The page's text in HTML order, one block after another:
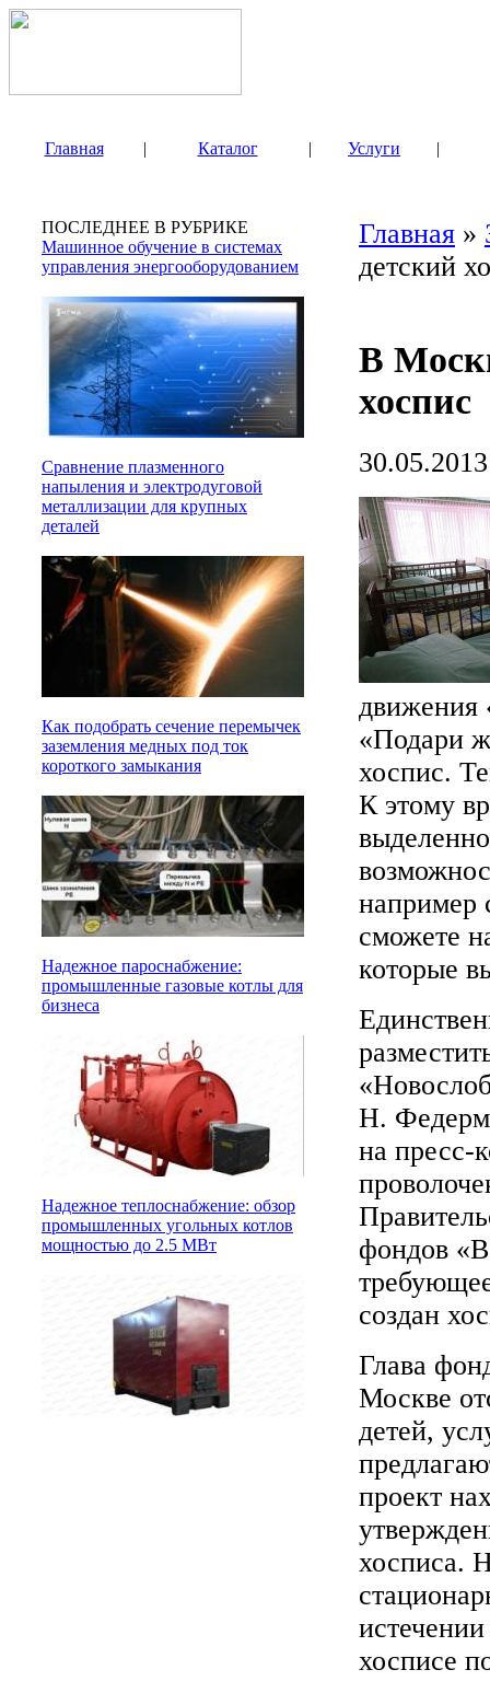
Главная | Каталог | Услуги |
ПОСЛЕДНЕЕ В РУБРИКЕ
Машинное обучение в системах
управления энергооборудованием
Сравнение плазменного
напыления и электродуговой
металлизации для крупных
деталей
Как подобрать сечение перемычек
заземления медных под ток
короткого замыкания
Надежное пароснабжение:
промышленные газовые котлы для
бизнеса
Надежное теплоснабжение: обзор
промышленных угольных котлов
мощностью до 2.5 МВт
Главная »
детский
В
хоспис
30.05.2013
движения
«Подари
хоспис.
К этому
например
сможете
которые
Н.
на пресс-
фондов
создан
Глава
Москве
детей,
проект
хосписа.
хосписе